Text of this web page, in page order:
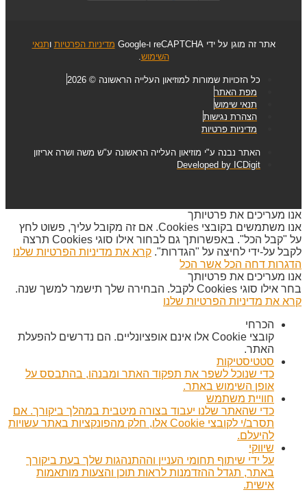
אתר זה מוגן על ידי reCAPTCHA ו-Google מדיניות הפרטיות ותנאי
השימוש
כל הזכויות שמורות למוזיאון העלייה הראשונה © 2026
מפת האתר
תנאי שימוש
הצהרת נגישות
מדיניות פרטיות
האתר נבנה ע"י מוזיאון העלייה הראשונה ע"ש משה ושרה אריזון
Developed by ICDigit
אנו מעריכים את פרטיותך
אנו משתמשים בקובצי Cookies. אם זה מקובל עליך, פשוט לחץ
על "קבל הכל". באפשרותך גם לבחור אילו סוגי Cookies תרצה
לקבל על-ידי לחיצה על "הגדרות". קרא את מדיניות הפרטיות שלנו
הדגרות דחה הכל אשר הכל
אנו מעריכים את פרטיותך
בחר אילו סוגי Cookies לקבל. הבחירה שלך תישמר למשך שנה.
קרא את מדיניות הפרטיות שלנו
הכרחי
קובצי Cookie אלו אינם אופציונליים. הם נדרשים להפעלת
האתר.
סטטיסטיקות
כדי שנוכל לשפר את תפקוד האתר ומבנהו, בהתבסס על
אופן השימוש באתר.
חוויית משתמש
כדי שהאתר שלנו יעבוד בצורה מיטבית במהלך ביקורך. אם
תסרב/י לקובצי Cookie אלו, חלק מהפונקציות באתר עשויות
להיעלם.
שיווקי
על ידי שיתוף תחומי העניין וההתנהגות שלך בעת ביקורך
באתר, תגדל ההזדמנות לראות תוכן והצעות מותאמות
אישית.